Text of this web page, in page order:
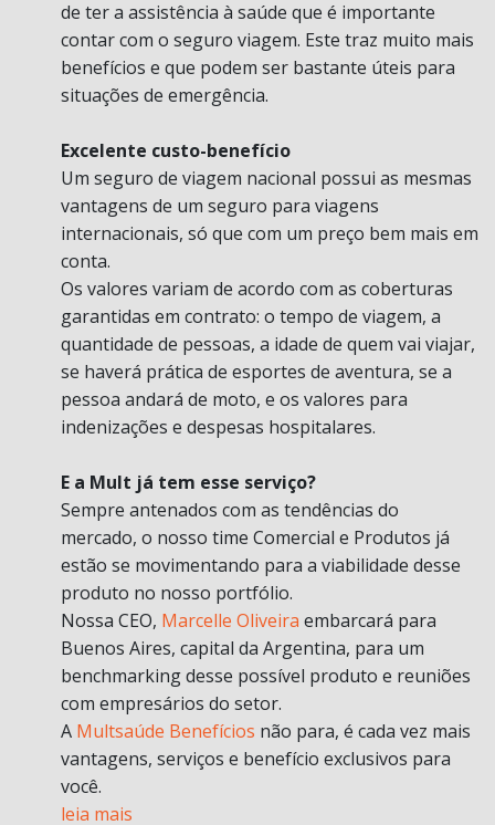
de ter a assistência à saúde que é importante
contar com o seguro viagem. Este traz muito mais
benefícios e que podem ser bastante úteis para
situações de emergência.
Excelente custo-benefício
Um seguro de viagem nacional possui as mesmas
vantagens de um seguro para viagens
internacionais, só que com um preço bem mais em
conta.
Os valores variam de acordo com as coberturas
garantidas em contrato: o tempo de viagem, a
quantidade de pessoas, a idade de quem vai viajar,
se haverá prática de esportes de aventura, se a
pessoa andará de moto, e os valores para
indenizações e despesas hospitalares.
E a Mult já tem esse serviço?
Sempre antenados com as tendências do
mercado, o nosso time Comercial e Produtos já
estão se movimentando para a viabilidade desse
produto no nosso portfólio.
Nossa CEO, Marcelle Oliveira embarcará para
Buenos Aires, capital da Argentina, para um
benchmarking desse possível produto e reuniões
com empresários do setor.
A Multsaúde Benefícios não para, é cada vez mais
vantagens, serviços e benefício exclusivos para
você.
leia mais